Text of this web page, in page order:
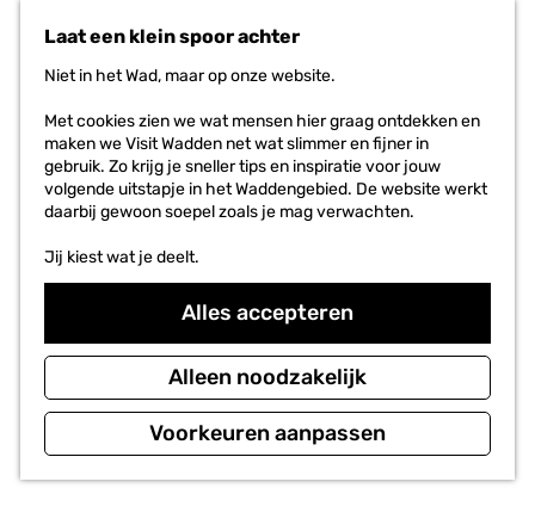
Laat een klein spoor achter
Niet in het Wad, maar op onze website.
Met cookies zien we wat mensen hier graag ontdekken en
maken we Visit Wadden net wat slimmer en fijner in
gebruik. Zo krijg je sneller tips en inspiratie voor jouw
volgende uitstapje in het Waddengebied. De website werkt
daarbij gewoon soepel zoals je mag verwachten.
Jij kiest wat je deelt.
Alles accepteren
Alleen noodzakelijk
Voorkeuren aanpassen
i
e
e
n